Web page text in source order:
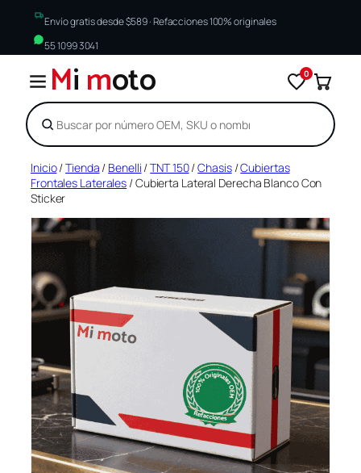
Envío gratis desde $589 · Refacciones 100% originales
55 1099 3041
Mimoto 0
Saltar
contenido
Inicio/Tienda / Benelli /TNT 150/Chasis/Cubiertas
Frontales Laterales / Cubierta Lateral Derecha Blanco Con
Sticker